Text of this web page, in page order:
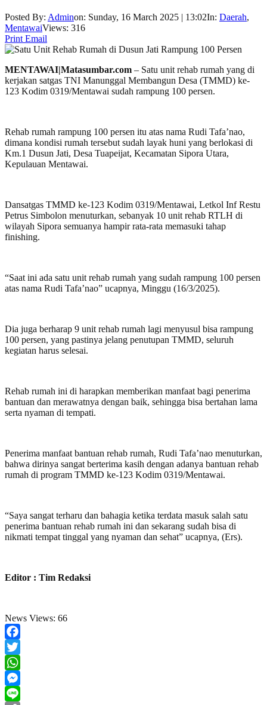
Posted By: Adminon: Sunday, 16 March 2025 | 13:02In: Daerah,
MentawaiViews: 316
Print Email
MENTAWAI|Matasumbar.com – Satu unit rehab rumah yang di
kerjakan satgas TNI Manunggal Membangun Desa (TMMD) ke-
123 Kodim 0319/Mentawai sudah rampung 100 persen.
Rehab rumah rampung 100 persen itu atas nama Rudi Tafa’nao,
dimana kondisi rumah tersebut sudah layak huni yang berlokasi di
Km.1 Dusun Jati, Desa Tuapeijat, Kecamatan Sipora Utara,
Kepulauan Mentawai.
Dansatgas TMMD ke-123 Kodim 0319/Mentawai, Letkol Inf Restu
Petrus Simbolon menuturkan, sebanyak 10 unit rehab RTLH di
wilayah Sipora semuanya hampir rata-rata memasuki tahap
finishing.
“Saat ini ada satu unit rehab rumah yang sudah rampung 100 persen
atas nama Rudi Tafa’nao” ucapnya, Minggu (16/3/2025).
Dia juga berharap 9 unit rehab rumah lagi menyusul bisa rampung
100 persen, yang pastinya jelang penutupan TMMD, seluruh
kegiatan harus selesai.
Rehab rumah ini di harapkan memberikan manfaat bagi penerima
bantuan dan merawatnya dengan baik, sehingga bisa bertahan lama
serta nyaman di tempati.
Penerima manfaat bantuan rehab rumah, Rudi Tafa’nao menuturkan,
bahwa dirinya sangat berterima kasih dengan adanya bantuan rehab
rumah di program TMMD ke-123 Kodim 0319/Mentawai.
“Saya sangat terharu dan bahagia ketika terdata masuk salah satu
penerima bantuan rehab rumah ini dan sekarang sudah bisa di
nikmati tempat tinggal yang nyaman dan sehat” ucapnya, (Ers).
Editor : Tim Redaksi
News Views: 66
Facebook
Twitter
WhatsApp
Messenger